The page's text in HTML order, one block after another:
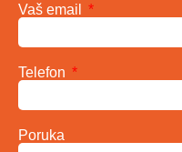
Vaš email
Telefon
Poruka